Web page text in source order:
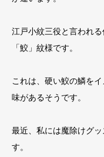
江戸小紋三役と言われ
「鮫」紋様です。
これは、硬い鮫の鱗を
味があるそうです。
最近、私には魔除けグ
す。